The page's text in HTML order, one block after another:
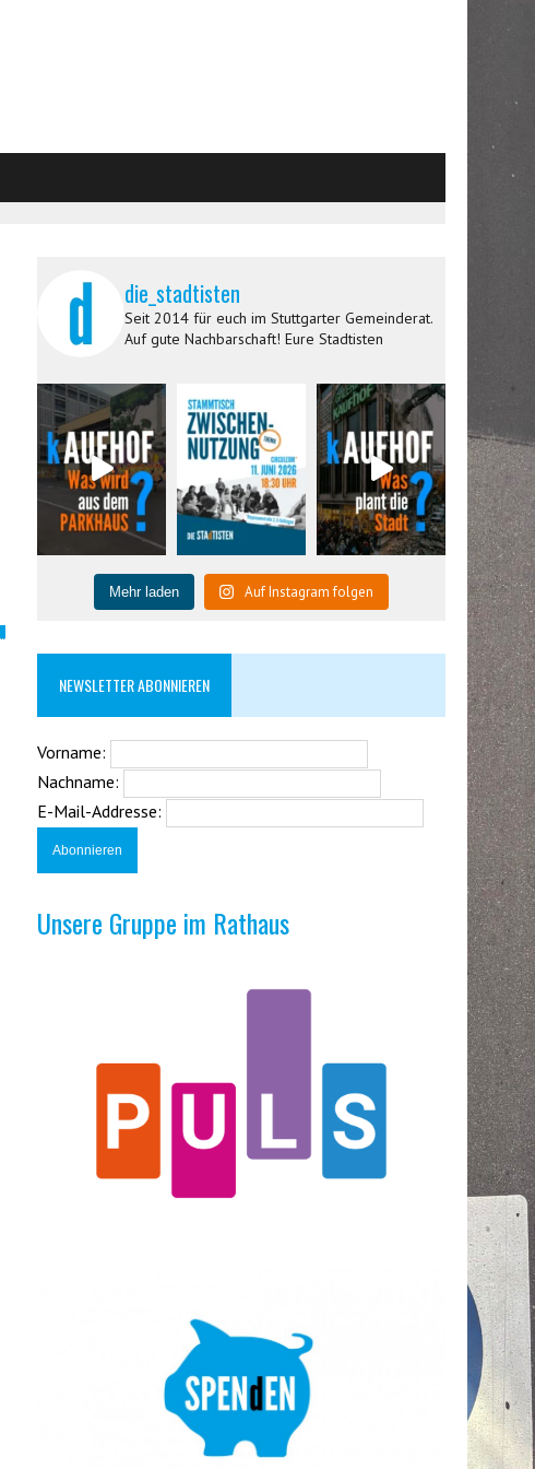
die_stadtisten
Seit 2014 für euch im Stuttgarter Gemeinderat.
Auf gute Nachbarschaft! Eure Stadtisten
Mehr laden Auf Instagram folgen
NEWSLETTER ABONNIEREN
Vorname:
Nachname:
E-Mail-Addresse:
Unsere Gruppe im Rathaus